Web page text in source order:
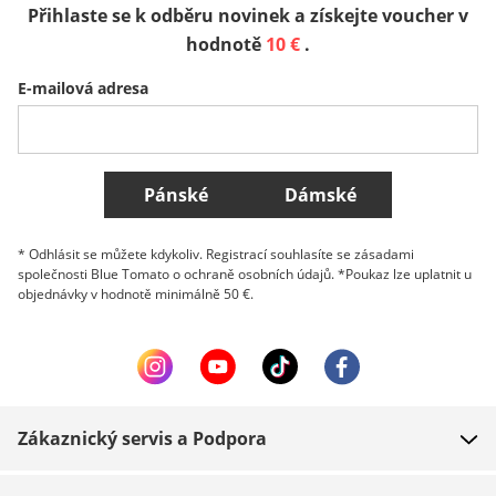
Slovenija
Belgique (Français) Danmark Norge
Všechny země
Přihlaste se k odběru novinek a získejte voucher v
hodnotě 10 € .
E-mailová adresa
Pánské Dámské
* Odhlásit se můžete kdykoliv. Registrací souhlasíte se zásadami
společnosti Blue Tomato o ochraně osobních údajů. *Poukaz lze uplatnit u
objednávky v hodnotě minimálně 50 €.
Zákaznický servis a Podpora